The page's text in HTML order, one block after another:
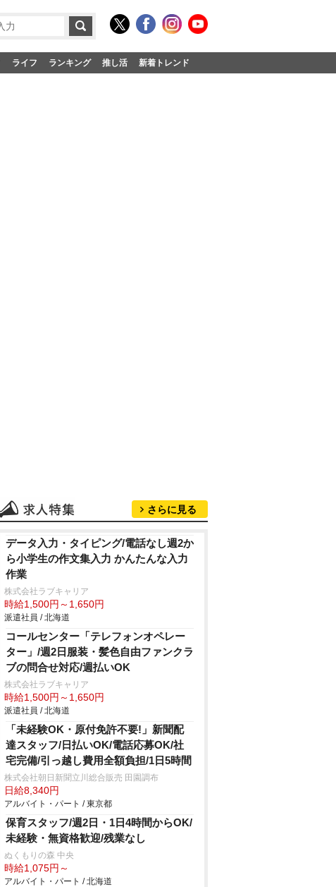
ライフ ランキング 推し活 新着トレンド
さらに見る
データ入力・タイピング/電話なし週2か
ら小学生の作文集入力 かんたんな入力
作業
株式会社ラブキャリア
時給1,500円～1,650円
派遣社員 / 北海道
コールセンター「テレフォンオペレー
ター」/週2日服装・髪色自由ファンクラ
ブの問合せ対応/週払いOK
株式会社ラブキャリア
時給1,500円～1,650円
派遣社員 / 北海道
「未経験OK・原付免許不要!」新聞配
達スタッフ/日払いOK/電話応募OK/社
宅完備/引っ越し費用全額負担/1日5時間
株式会社朝日新聞立川総合販売 田園調布
日給8,340円
アルバイト・パート / 東京都
保育スタッフ/週2日・1日4時間からOK/
未経験・無資格歓迎/残業なし
ぬくもりの森 中央
時給1,075円～
アルバイト・パート / 北海道